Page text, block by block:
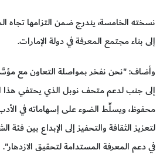
نسخته الخامسة، يندرج ضمن التزامها تجاه
إلى بناء مجتمع المعرفة في دولة الإمارات.
وأضاف: "نحن نفخر بمواصلة التعاون مع
إلى جنب لدعم متحف نوبل الذي يحتفي هذا
محفوظ، ويسلِّط الضوء على إسهاماته في
لتعزيز الثقافة والتحفيز إلى الإبداع بين
في دعم المعرفة المستدامة لتحقيق الازدهار".